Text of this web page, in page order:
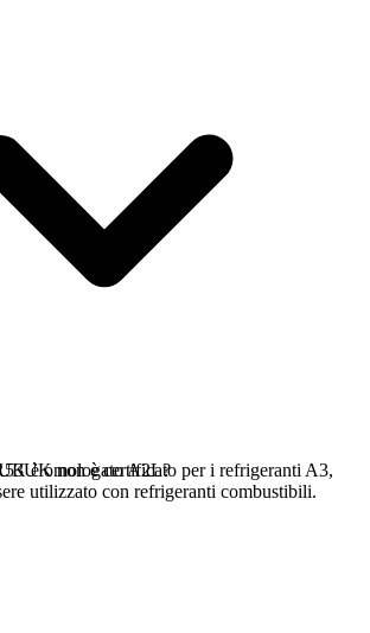
non è certificato per i refrigeranti A3,
utilizzato con refrigeranti combustibili.
è omologato A2L?